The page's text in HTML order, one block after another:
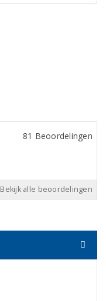
81 Beoordelingen
Bekijk alle beoordelingen